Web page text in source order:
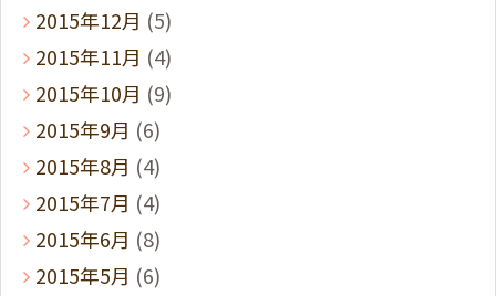
2015年12月 (5)
2015年11月 (4)
2015年10月 (9)
2015年9月 (6)
2015年8月 (4)
2015年7月 (4)
2015年6月 (8)
2015年5月 (6)